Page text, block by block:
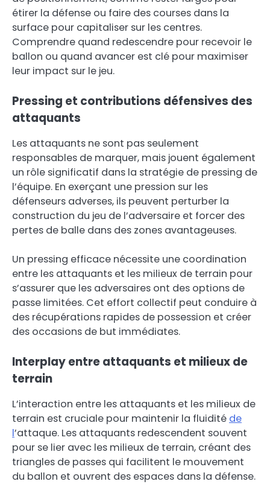
étirer la défense ou faire des courses dans la
surface pour capitaliser sur les centres.
Comprendre quand redescendre pour recevoir le
ballon ou quand avancer est clé pour maximiser
leur impact sur le jeu.
Pressing et contributions défensives des
attaquants
Les attaquants ne sont pas seulement
responsables de marquer, mais jouent également
un rôle significatif dans la stratégie de pressing de
l’équipe. En exerçant une pression sur les
défenseurs adverses, ils peuvent perturber la
construction du jeu de l’adversaire et forcer des
pertes de balle dans des zones avantageuses.
Un pressing efficace nécessite une coordination
entre les attaquants et les milieux de terrain pour
s’assurer que les adversaires ont des options de
passe limitées. Cet effort collectif peut conduire à
des récupérations rapides de possession et créer
des occasions de but immédiates.
Interplay entre attaquants et milieux de
terrain
L’interaction entre les attaquants et les milieux de
terrain est cruciale pour maintenir la fluidité de
l’attaque. Les attaquants redescendent souvent
pour se lier avec les milieux de terrain, créant des
triangles de passes qui facilitent le mouvement
du ballon et ouvrent des espaces dans la défense.